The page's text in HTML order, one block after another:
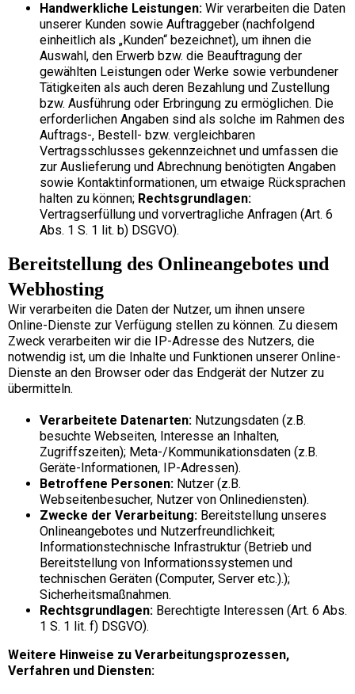
Handwerkliche Leistungen: Wir verarbeiten die Daten
unserer Kunden sowie Auftraggeber (nachfolgend
einheitlich als „Kunden“ bezeichnet), um ihnen die
Auswahl, den Erwerb bzw. die Beauftragung der
gewählten Leistungen oder Werke sowie verbundener
Tätigkeiten als auch deren Bezahlung und Zustellung
bzw. Ausführung oder Erbringung zu ermöglichen. Die
erforderlichen Angaben sind als solche im Rahmen des
Auftrags-, Bestell- bzw. vergleichbaren
Vertragsschlusses gekennzeichnet und umfassen die
zur Auslieferung und Abrechnung benötigten Angaben
sowie Kontaktinformationen, um etwaige Rücksprachen
halten zu können; Rechtsgrundlagen:
Vertragserfüllung und vorvertragliche Anfragen (Art. 6
Abs. 1 S. 1 lit. b) DSGVO).
Bereitstellung des Onlineangebotes und
Webhosting
Wir verarbeiten die Daten der Nutzer, um ihnen unsere
Online-Dienste zur Verfügung stellen zu können. Zu diesem
Zweck verarbeiten wir die IP-Adresse des Nutzers, die
notwendig ist, um die Inhalte und Funktionen unserer Online-
Dienste an den Browser oder das Endgerät der Nutzer zu
übermitteln.
Verarbeitete Datenarten: Nutzungsdaten (z.B.
besuchte Webseiten, Interesse an Inhalten,
Zugriffszeiten); Meta-/Kommunikationsdaten (z.B.
Geräte-Informationen, IP-Adressen).
Betroffene Personen: Nutzer (z.B.
Webseitenbesucher, Nutzer von Onlinediensten).
Zwecke der Verarbeitung: Bereitstellung unseres
Onlineangebotes und Nutzerfreundlichkeit;
Informationstechnische Infrastruktur (Betrieb und
Bereitstellung von Informationssystemen und
technischen Geräten (Computer, Server etc.).);
Sicherheitsmaßnahmen.
Rechtsgrundlagen: Berechtigte Interessen (Art. 6 Abs.
1 S. 1 lit. f) DSGVO).
Weitere Hinweise zu Verarbeitungsprozessen,
Verfahren und Diensten: